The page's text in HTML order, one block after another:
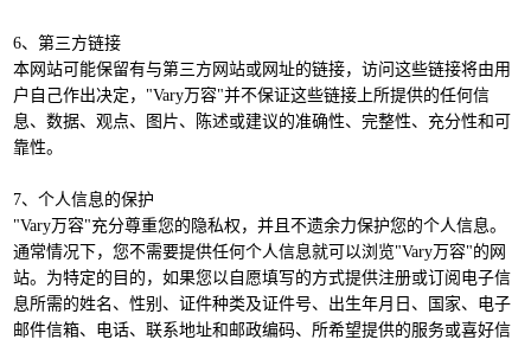
6、第三方链接
本网站可能保留有与第三方网站或网址的链接，访问这些链接将由用
户自己作出决定，"Vary万容"并不保证这些链接上所提供的任何信
息、数据、观点、图片、陈述或建议的准确性、完整性、充分性和可
靠性。
7、个人信息的保护
"Vary万容"充分尊重您的隐私权，并且不遗余力保护您的个人信息。
通常情况下，您不需要提供任何个人信息就可以浏览"Vary万容"的网
站。为特定的目的，如果您以自愿填写的方式提供注册或订阅电子信
息所需的姓名、性别、证件种类及证件号、出生年月日、国家、电子
邮件信箱、电话、联系地址和邮政编码、所希望提供的服务或喜好信